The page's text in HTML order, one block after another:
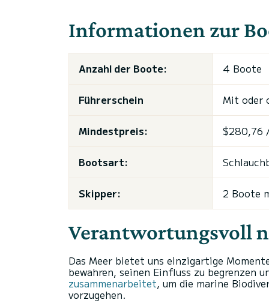
Informationen zur
Anzahl der Boote: 4 Boote
Führerschein Mit oder
Mindestpreis: $280,76
Bootsart:
Skipper: 2 Boote
Verantwortungsvoll
Das Meer bietet uns einzigartige
bewahren, seinen Einfluss zu begrenzen
zusammenarbeitet, um die marine
vorzugehen.